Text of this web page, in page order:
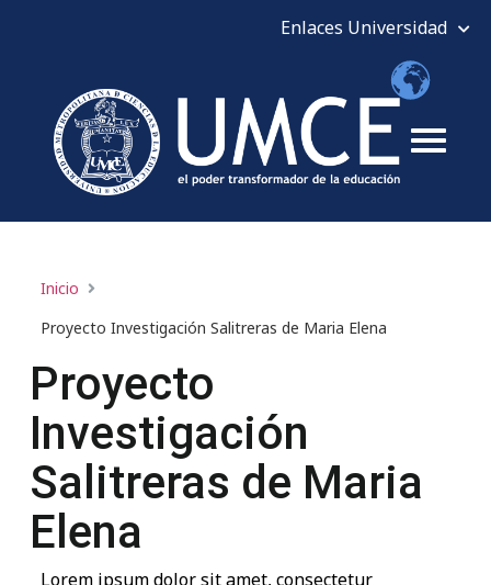
Inicio
Proyecto Investigación Salitreras de Maria Elena
Proyecto
Investigación
Salitreras de Maria
Elena
Lorem ipsum dolor sit amet, consectetur